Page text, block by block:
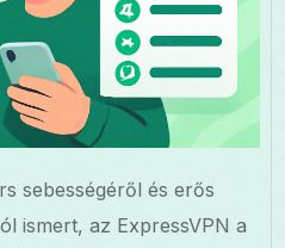
sebességéről és erős
ismert, az ExpressVPN a